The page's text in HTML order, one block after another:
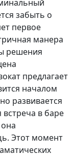
забыть о
первое
манера
решения
предлагает
началом
развивается
в баре
Этот момент